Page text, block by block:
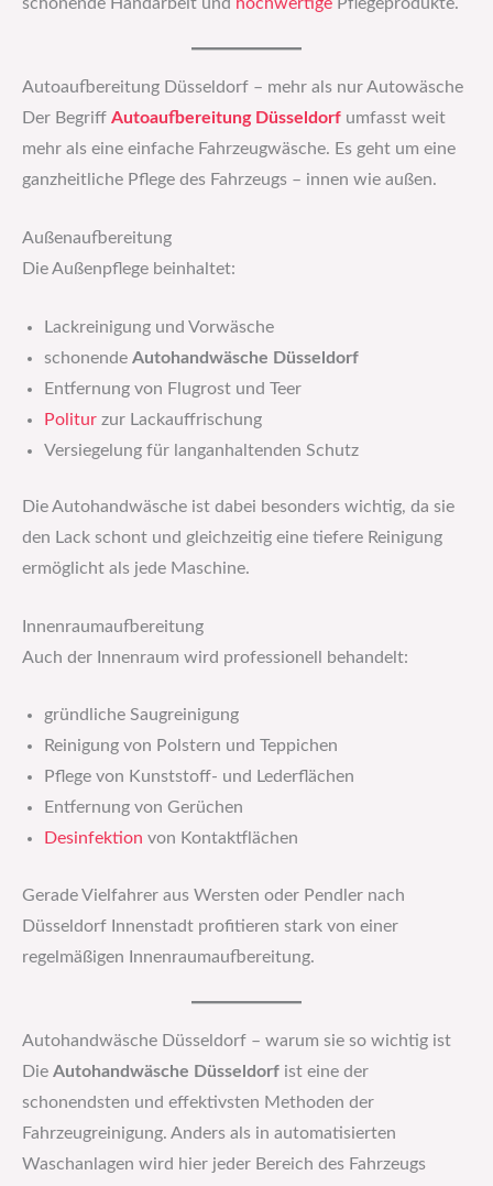
schonende Handarbeit und hochwertige Pflegeprodukte.
Autoaufbereitung Düsseldorf – mehr als nur Autowäsche
Der Begriff Autoaufbereitung Düsseldorf umfasst weit
mehr als eine einfache Fahrzeugwäsche. Es geht um eine
ganzheitliche Pflege des Fahrzeugs – innen wie außen.
Außenaufbereitung
Die Außenpflege beinhaltet:
Lackreinigung und Vorwäsche
schonende Autohandwäsche Düsseldorf
Entfernung von Flugrost und Teer
Politur zur Lackauffrischung
Versiegelung für langanhaltenden Schutz
Die Autohandwäsche ist dabei besonders wichtig, da sie
den Lack schont und gleichzeitig eine tiefere Reinigung
ermöglicht als jede Maschine.
Innenraumaufbereitung
Auch der Innenraum wird professionell behandelt:
gründliche Saugreinigung
Reinigung von Polstern und Teppichen
Pflege von Kunststoff- und Lederflächen
Entfernung von Gerüchen
Desinfektion von Kontaktflächen
Gerade Vielfahrer aus Wersten oder Pendler nach
Düsseldorf Innenstadt profitieren stark von einer
regelmäßigen Innenraumaufbereitung.
Autohandwäsche Düsseldorf – warum sie so wichtig ist
Die Autohandwäsche Düsseldorf ist eine der
schonendsten und effektivsten Methoden der
Fahrzeugreinigung. Anders als in automatisierten
Waschanlagen wird hier jeder Bereich des Fahrzeugs